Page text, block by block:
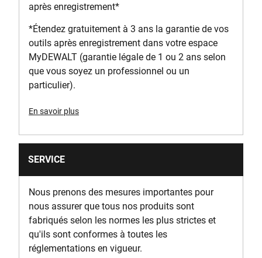
Sans fil
Hauteur du produit [mm]
160
Longueur du produit [mm]
Poids brut du produit [Kg]
Poids du produit [Kg]
6.5
Largeur du produit [mm]
410
après enregistrement*
*Étendez gratuitement à 3 ans la garantie de vos
outils après enregistrement dans votre espace
MyDEWALT (garantie légale de 1 ou 2 ans selon
que vous soyez un professionnel ou un
particulier).
En savoir plus
SERVICE
Nous prenons des mesures importantes pour
nous assurer que tous nos produits sont
fabriqués selon les normes les plus strictes et
qu'ils sont conformes à toutes les
réglementations en vigueur.